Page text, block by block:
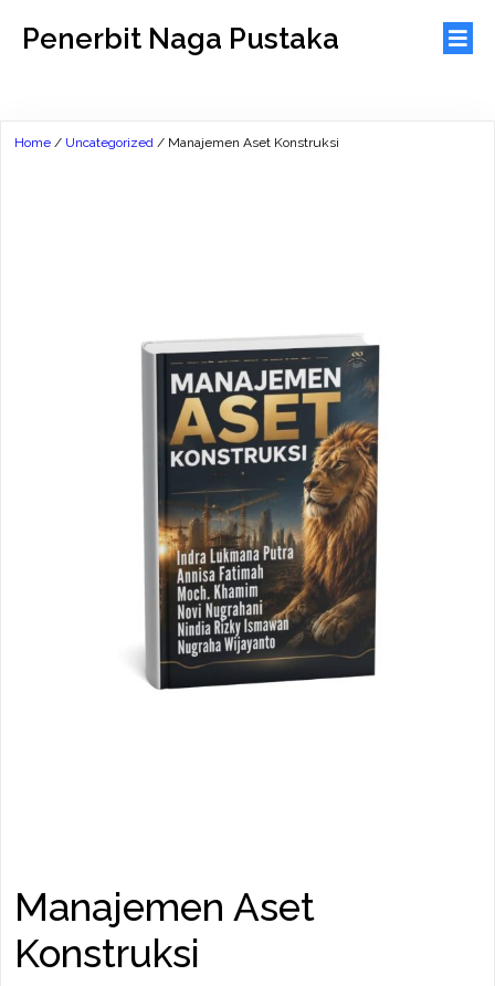
Penerbit Naga Pustaka
Home / Uncategorized / Manajemen Aset Konstruksi
Manajemen Aset
Konstruksi